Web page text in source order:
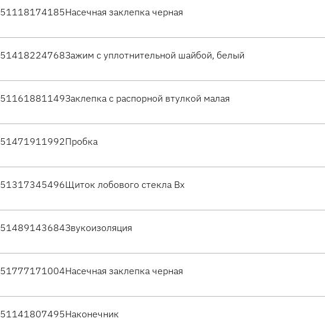
51118174185Насечная заклепка черная
51418224768Зажим с уплотнительной шайбой, белый
51161881149Заклепка с распорной втулкой малая
51471911992Пробка
51317345496Щиток лобового стекла Вх
51489143684Звукоизоляция
51777171004Насечная заклепка черная
51141807495Наконечник